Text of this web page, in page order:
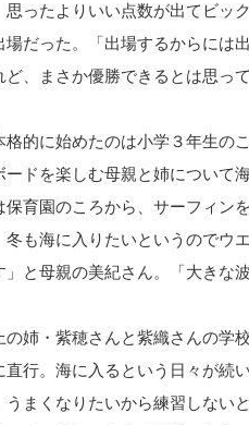
ったよりいい点数が出てビッ
だった。「出場するからには
、まさか優勝できるとは思っ
的に始めたのは小学３年生の
ドを楽しむ母親と姉について
育園のころから、サーフィン
も海に入りたいというのでウ
と母親の美紀さん。「大きな
姉・紫穂さんと紫織さんの学
行。海に入るという日々が続
まくなりたいから練習しない